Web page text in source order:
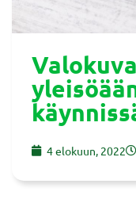
4 elokuun, 2022